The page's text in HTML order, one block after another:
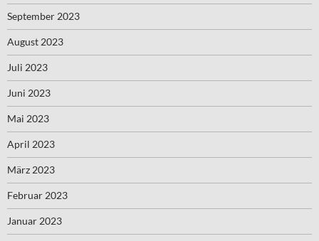
September 2023
August 2023
Juli 2023
Juni 2023
Mai 2023
April 2023
März 2023
Februar 2023
Januar 2023